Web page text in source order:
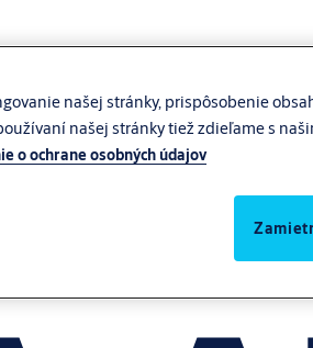
našej stránky, prispôsobenie
našej stránky tiež zdieľame s
o ochrane osobných údajov